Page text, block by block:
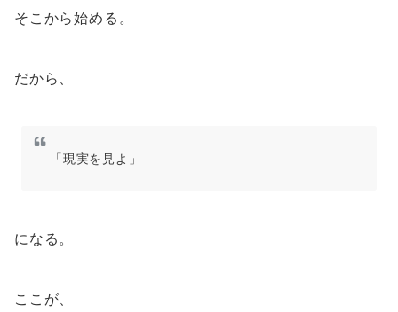
そこから始める。
だから、
「現実を見よ」
になる。
ここが、